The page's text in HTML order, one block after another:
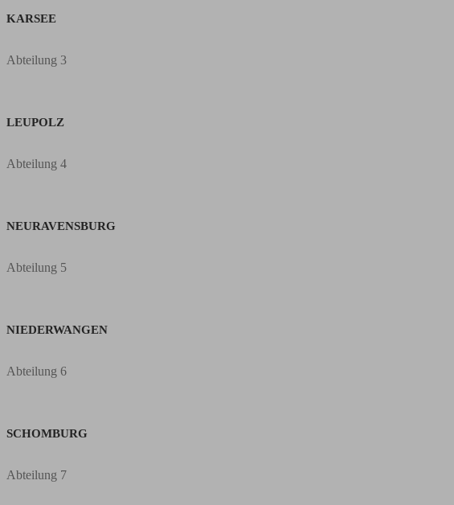
KARSEE
Abteilung 3
LEUPOLZ
Abteilung 4
NEURAVENSBURG
Abteilung 5
NIEDERWANGEN
Abteilung 6
SCHOMBURG
Abteilung 7